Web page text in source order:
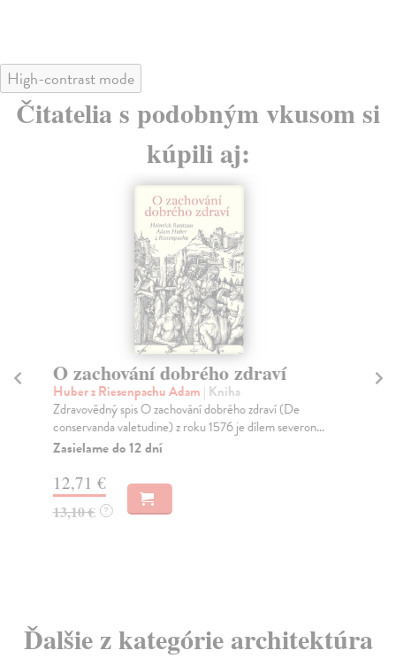
High-contrast mode
Čitatelia s podobným vkusom si
kúpili aj:
O zachování dobrého zdraví
Huber z Riesenpachu Adam | Kniha
Zdravovědný spis O zachování dobrého zdraví (De
conservanda valetudine) z roku 1576 je dílem severon...
Zasielame do 12 dní
12,71 €
13,10 € ?
Ďalšie z kategórie architektúra